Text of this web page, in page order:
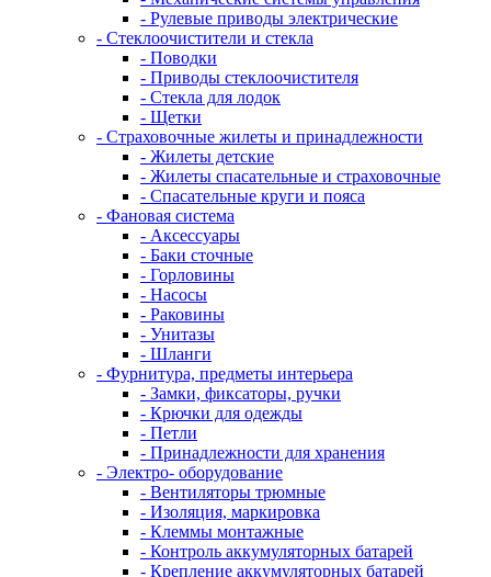
- Рулевые приводы электрические
- Стеклоочистители и стекла
- Поводки
- Приводы стеклоочистителя
- Стекла для лодок
- Щетки
- Страховочные жилеты и принадлежности
- Жилеты детские
- Жилеты спасательные и страховочные
- Спасательные круги и пояса
- Фановая система
- Аксессуары
- Баки сточные
- Горловины
- Насосы
- Раковины
- Унитазы
- Шланги
- Фурнитура, предметы интерьера
- Замки, фиксаторы, ручки
- Крючки для одежды
- Петли
- Принадлежности для хранения
- Электро- оборудование
- Вентиляторы трюмные
- Изоляция, маркировка
- Клеммы монтажные
- Контроль аккумуляторных батарей
- Крепление аккумуляторных батарей